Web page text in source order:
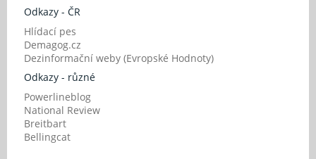
Odkazy - ČR
Hlídací pes
Demagog.cz
Dezinformační weby (Evropské Hodnoty)
Odkazy - různé
Powerlineblog
National Review
Breitbart
Bellingcat